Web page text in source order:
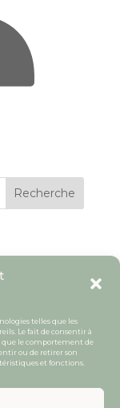
telles que les
Le fait de consentir à
que le comportement de
ou de retirer son
et fonctions.
Recherche
Mentions
| Charlotte